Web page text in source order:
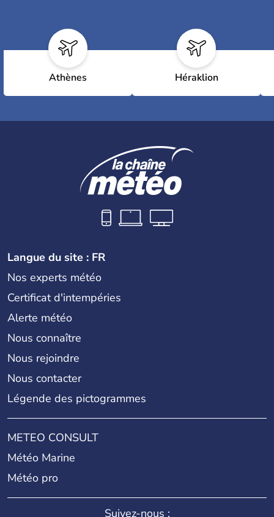
Athènes Héraklion
Langue du site : FR
Nos experts météo
Certificat d'intempéries
Alerte météo
Nous connaître
Nous rejoindre
Nous contacter
Légende des pictogrammes
METEO CONSULT
Météo Marine
Météo pro
Suivez-nous :